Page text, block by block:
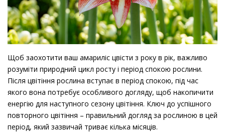
Щоб заохотити ваш амариліс цвісти з року в рік, важливо
розуміти природний цикл росту і період спокою рослини.
Після цвітіння рослина вступає в період спокою, під час
якого вона потребує особливого догляду, щоб накопичити
енергію для наступного сезону цвітіння. Ключ до успішного
повторного цвітіння – правильний догляд за рослиною в цей
період, який зазвичай триває кілька місяців.